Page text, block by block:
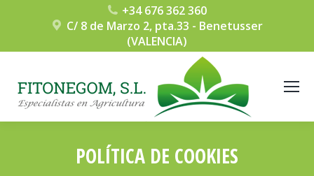
+34 676 362 360
C/ 8 de Marzo 2, pta.33 - Benetusser
(VALENCIA)
POLÍTICA DE COOKIES